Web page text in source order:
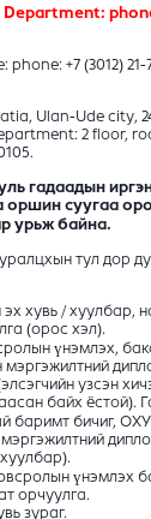
+7 (3012) 21-
Ulan-Ude city,
2 floor,
гадаадын
оршин суугаа
урьж байна.
тул дор
хувь / хуулбар,
(орос хэл).
үнэмлэх,
узсэн
байх ёстой).
баримт бичиг,
үнэмлэх
орчуулга.
зураг.